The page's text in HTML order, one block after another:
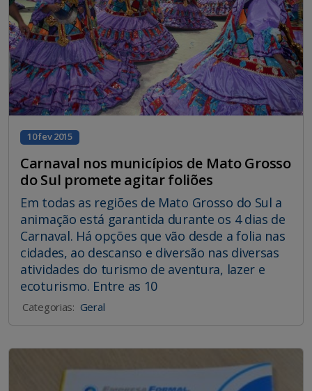
10 fev 2015
Carnaval nos municípios de Mato Grosso
do Sul promete agitar foliões
Em todas as regiões de Mato Grosso do Sul a
animação está garantida durante os 4 dias de
Carnaval. Há opções que vão desde a folia nas
cidades, ao descanso e diversão nas diversas
atividades do turismo de aventura, lazer e
ecoturismo. Entre as 10
Categorias: Geral